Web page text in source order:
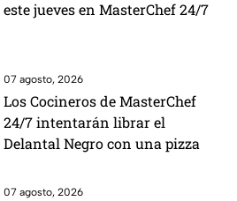
este jueves en MasterChef 24/7
07 agosto, 2026
Los Cocineros de MasterChef
24/7 intentarán librar el
Delantal Negro con una pizza
07 agosto, 2026